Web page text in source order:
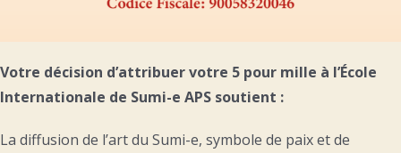
Votre décision d’attribuer votre 5 pour mille à l’École
Internationale de Sumi-e APS soutient :
La diffusion de l’art du Sumi-e, symbole de paix et de